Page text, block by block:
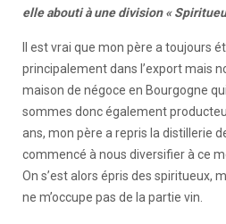
elle abouti à une division «
Il est vrai que mon père a toujours
principalement dans l’export mais
maison de négoce en Bourgogne
sommes donc également
ans, mon père a repris la distillerie
commencé à nous diversifier à ce
On s’est alors épris des spiritueux,
ne m’occupe pas de la partie vin.